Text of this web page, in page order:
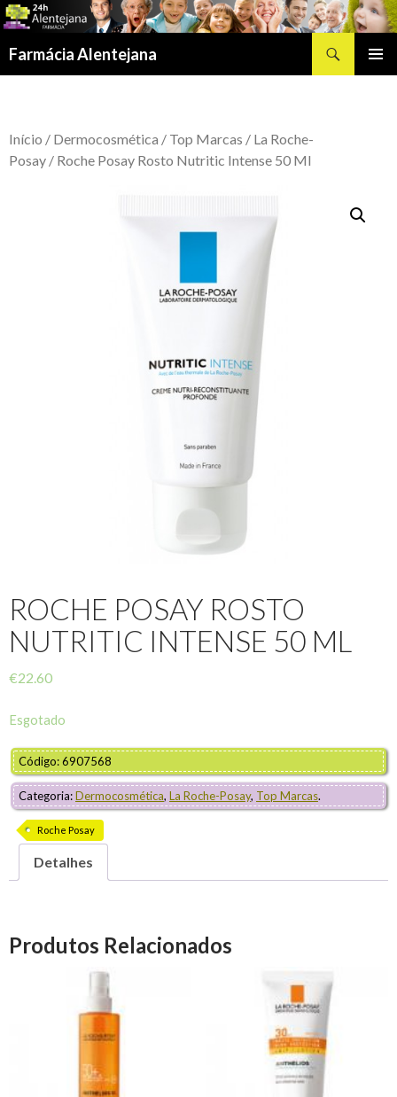
Farmácia Alentejana
Início / Dermocosmética / Top Marcas / La Roche-
Posay / Roche Posay Rosto Nutritic Intense 50 Ml
ROCHE POSAY ROSTO
NUTRITIC INTENSE 50 ML
€22.60
Esgotado
Código: 6907568
Categoria:Dermocosmética, La Roche-Posay, Top Marcas.
Roche Posay
Detalhes
Produtos Relacionados